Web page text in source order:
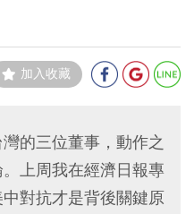
加入收藏
的三位董事，動作之
上周我在經濟日報專
對抗才是背後關鍵原